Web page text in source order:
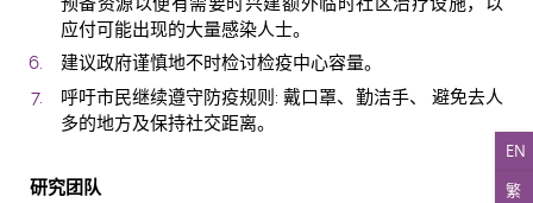
EN
繁
应付可能出现的大量感染人士。
建议政府谨慎地不时检讨检疫中心容量。
呼吁市民继续遵守防疫规则: 戴口罩、勤洁手、 避免去人
多的地方及保持社交距离。
研究团队